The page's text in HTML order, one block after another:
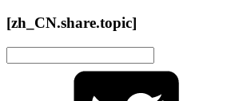
[zh_CN.share.topic]